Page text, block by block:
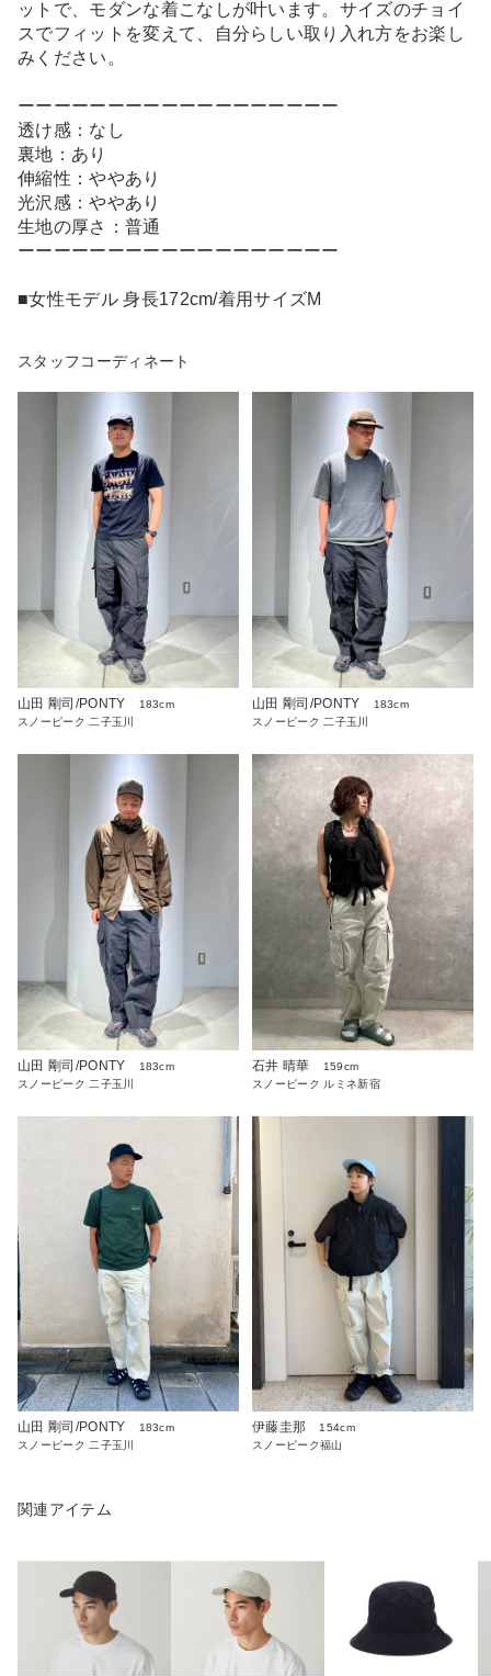
ットで、モダンな着こなしが叶います。サイズのチョイ
スでフィットを変えて、自分らしい取り入れ方をお楽し
みください。
ーーーーーーーーーーーーーーーーーー
透け感：なし
裏地：あり
伸縮性：ややあり
光沢感：ややあり
生地の厚さ：普通
ーーーーーーーーーーーーーーーーーー
■女性モデル 身長172cm/着用サイズM
スタッフコーディネート
山田 剛司/PONTY
183cm
スノーピーク 二子玉川
山田 剛司/PONTY
183cm
スノーピーク 二子玉川
山田 剛司/PONTY
183cm
スノーピーク 二子玉川
石井 晴華
159cm
スノーピーク ルミネ新宿
山田 剛司/PONTY
183cm
スノーピーク 二子玉川
伊藤圭那
154cm
スノーピーク福山
関連アイテム